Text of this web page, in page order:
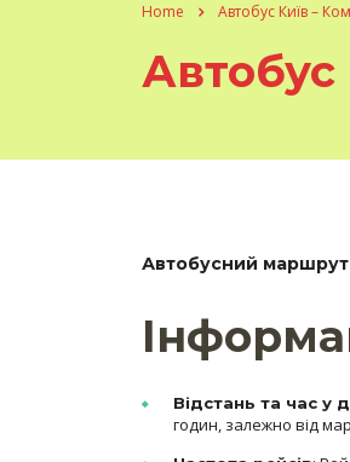
Home Автобус Київ –
Автобус
Автобусний маршрут
Відстань та час у
годин, залежно від